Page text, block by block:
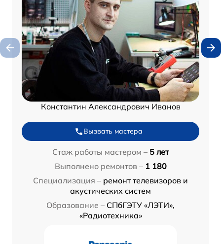
Константин Александрович Иванов
Вызвать мастера
Стаж работы мастером – 5 лет
Выполнено ремонтов – 1 180
Специализация – ремонт телевизоров и
акустических систем
Образование – СПбГЭТУ «ЛЭТИ»,
«Радиотехника»